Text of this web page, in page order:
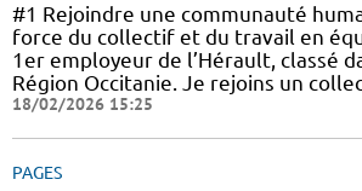
#1 Rejoindre une communauté
force du collectif et du travail en
1er employeur de l’Hérault, classé
Région Occitanie. Je rejoins un
18/02/2026 15:25
PAGES